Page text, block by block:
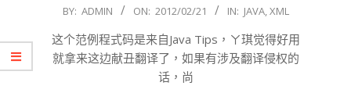
2012-
21
BY: ADMIN ON: 2012/02/21 IN: JAVA,XML
这个范例程式码是来自Java Tips，ㄚ琪觉得好用
就拿来这边献丑翻译了，如果有涉及翻译侵权的
话，尚